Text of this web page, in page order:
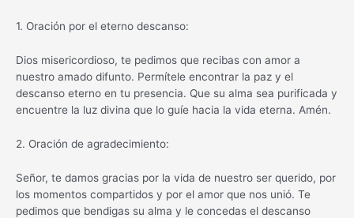
1. Oración por el eterno descanso:
Dios misericordioso, te pedimos que recibas con amor a
nuestro amado difunto. Permítele encontrar la paz y el
descanso eterno en tu presencia. Que su alma sea purificada y
encuentre la luz divina que lo guíe hacia la vida eterna. Amén.
2. Oración de agradecimiento:
Señor, te damos gracias por la vida de nuestro ser querido, por
los momentos compartidos y por el amor que nos unió. Te
pedimos que bendigas su alma y le concedas el descanso